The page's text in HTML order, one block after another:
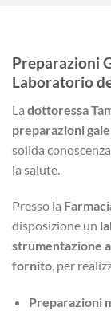
Preparazioni
Laboratorio
La dottoressa
preparazioni
solida
la salute.
Presso la
disposizione un
strumentazione
fornito, per
Preparazioni